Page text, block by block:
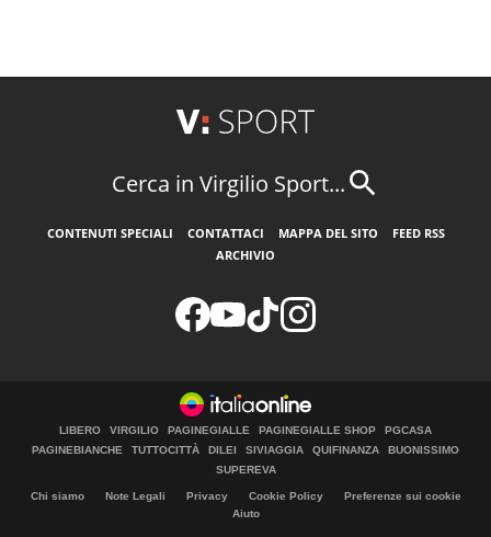
Cerca in Virgilio Sport...
CONTENUTI SPECIALI CONTATTACI MAPPA DEL SITO
FEED RSS
ARCHIVIO
LIBERO VIRGILIO PAGINEGIALLE PAGINEGIALLE SHOP
PGCASA
PAGINEBIANCHE
TUTTOCITTÀ DILEI SIVIAGGIA QUIFINANZA
BUONISSIMO
SUPEREVA
Chi siamo Note Legali Privacy Cookie Policy
Preferenze sui cookie
Aiuto